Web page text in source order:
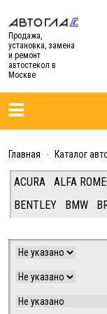
Продажа,
установка, замена
и ремонт
автостекол в
Москве
Главная Каталог
ACURA ALFA
BENTLEY
BMW
DAF/IVECO/FIAT/
FERRARI
FIAT
HAVAL
HINO